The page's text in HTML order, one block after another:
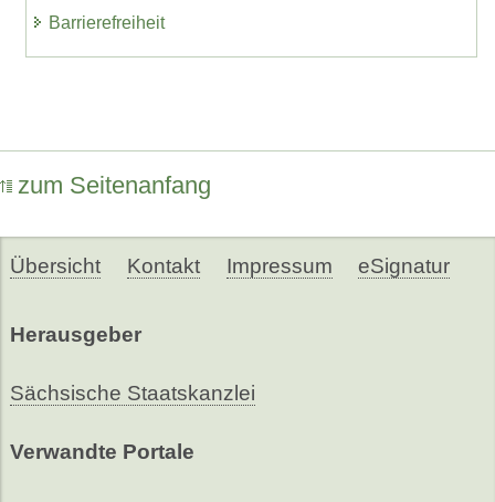
Barrierefreiheit
zum Seitenanfang
Übersicht Kontakt Impressum eSignatur
Herausgeber
Sächsische Staatskanzlei
Verwandte Portale